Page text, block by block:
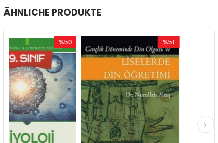
ÄHNLICHE PRODUKTE
Rabatt
%50Rabatt
Rabatt
%51Rabatt